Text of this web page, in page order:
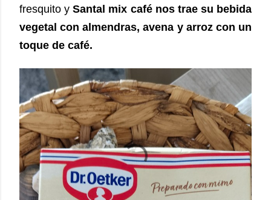
fresquito ySantal mix café nos trae su bebida
vegetal con almendras, avena y arroz con un
toque de café.